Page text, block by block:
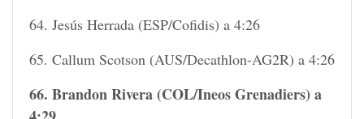
64. Jesús Herrada (ESP/Cofidis) a 4:26
65. Callum Scotson (AUS/Decathlon-AG2R) a 4:26
66. Brandon Rivera (COL/Ineos Grenadiers) a